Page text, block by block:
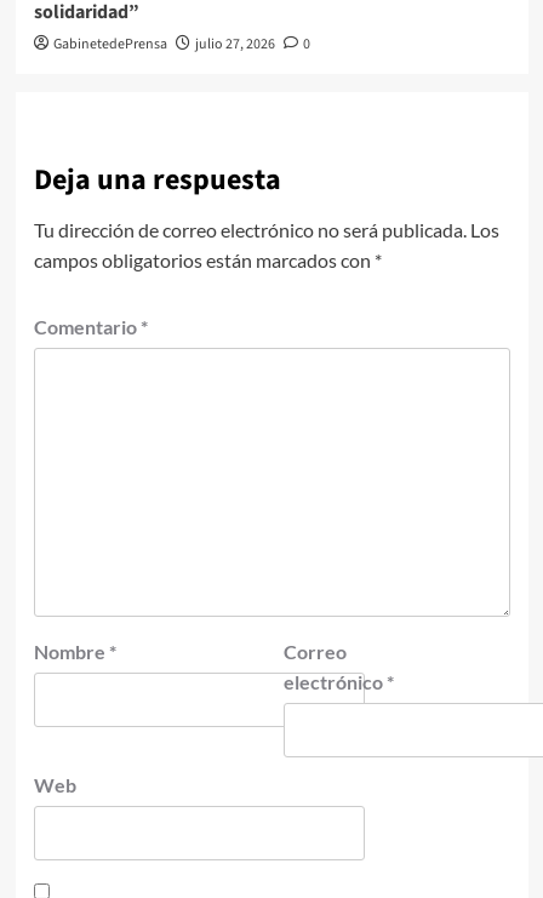
solidaridad”
GabinetedePrensa julio 27, 2026 0
Deja una respuesta
Tu dirección de correo electrónico no será publicada. Los
campos obligatorios están marcados con *
Comentario *
Nombre *
Correo
electrónico *
Web